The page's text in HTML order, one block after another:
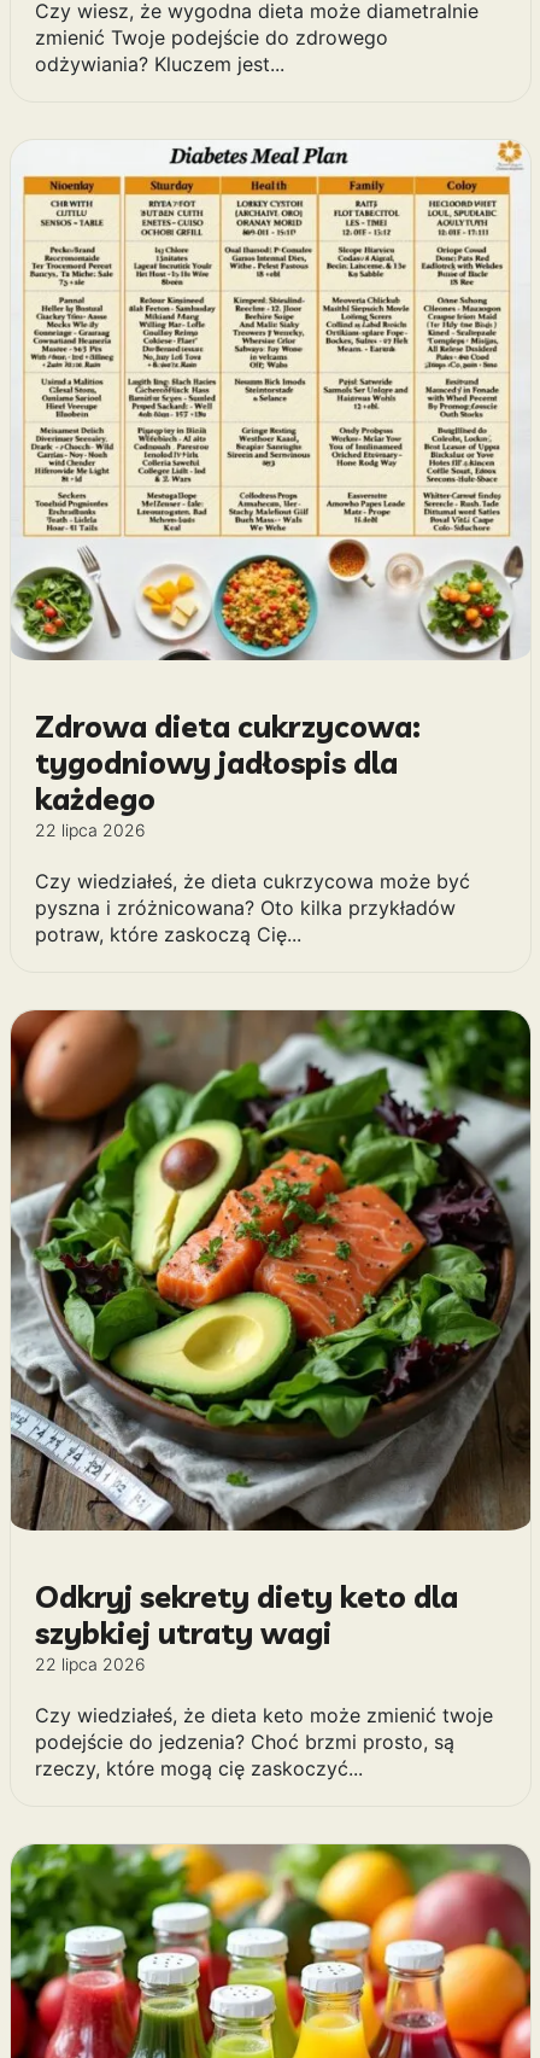
Czy wiesz, że wygodna dieta może diametralnie
zmienić Twoje podejście do zdrowego
odżywiania? Kluczem jest...
Zdrowa dieta cukrzycowa:
tygodniowy jadłospis dla
każdego
22 lipca 2026
Czy wiedziałeś, że dieta cukrzycowa może być
pyszna i zróżnicowana? Oto kilka przykładów
potraw, które zaskoczą Cię...
Odkryj sekrety diety keto dla
szybkiej utraty wagi
22 lipca 2026
Czy wiedziałeś, że dieta keto może zmienić twoje
podejście do jedzenia? Choć brzmi prosto, są
rzeczy, które mogą cię zaskoczyć...